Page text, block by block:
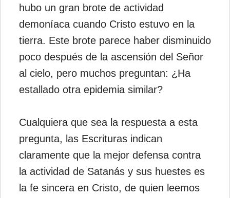
hubo un gran brote de actividad
demoníaca cuando Cristo estuvo en la
tierra. Este brote parece haber disminuido
poco después de la ascensión del Señor
al cielo, pero muchos preguntan: ¿Ha
estallado otra epidemia similar?
Cualquiera que sea la respuesta a esta
pregunta, las Escrituras indican
claramente que la mejor defensa contra
la actividad de Satanás y sus huestes es
la fe sincera en Cristo, de quien leemos